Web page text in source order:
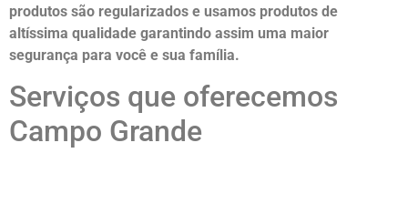
produtos são regularizados e usamos produtos de
altíssima qualidade garantindo assim uma maior
segurança para você e sua família.
Serviços que oferecemos
Campo Grande